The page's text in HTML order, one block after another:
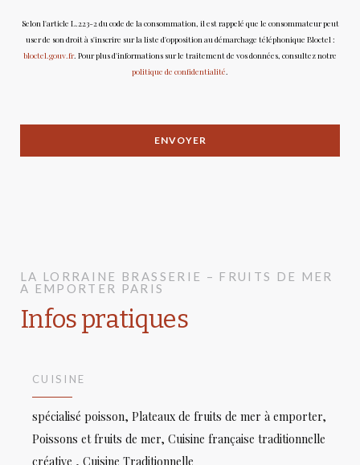
Selon l'article L.223-2 du code de la consommation, il est rappelé que le consommateur peut
user de son droit à s'inscrire sur la liste d'opposition au démarchage téléphonique Bloctel :
bloctel.gouv.fr. Pour plus d'informations sur le traitement de vos données, consultez notre
politique de confidentialité.
LA LORRAINE
BRASSERIE – FRUITS DE MER
A EMPORTER
PARIS
Infos pratiques
CUISINE
spécialisé poisson, Plateaux de fruits de mer à emporter,
Poissons et fruits de mer, Cuisine française traditionnelle
créative , Cuisine Traditionnelle